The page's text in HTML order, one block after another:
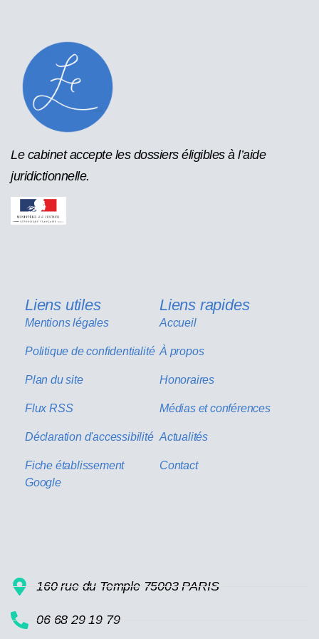
Le cabinet accepte les dossiers éligibles à l’aide
juridictionnelle.
Liens utiles
Mentions légales
Politique de confidentialité
Plan du site
Flux RSS
Déclaration d'accessibilité
Fiche établissement
Google
Liens rapides
Accueil
À propos
Honoraires
Médias et conférences
Actualités
Contact
160 rue du Temple 75003 PARIS
06 68 29 19 79